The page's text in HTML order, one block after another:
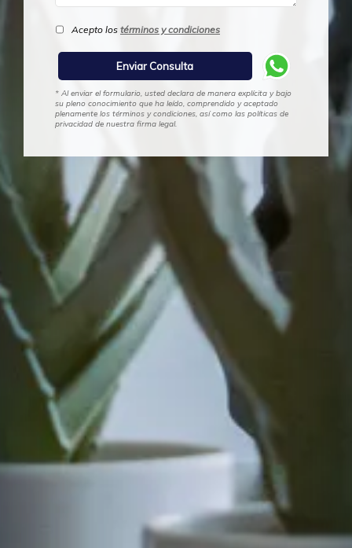
Acepto los términos y condiciones
* Al enviar el formulario, usted declara de manera explícita y bajo
su pleno conocimiento que ha leído, comprendido y aceptado
plenamente los términos y condiciones, así como las políticas de
privacidad de nuestra firma legal.